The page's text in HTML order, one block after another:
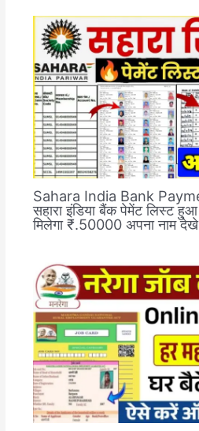
Sahara India Bank
सहारा इंडिया बैंक पेमेंट लिस्ट
मिलेगा ₹.50000 अपना नाम देखे